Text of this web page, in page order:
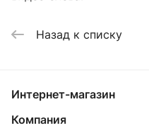
Назад к списку
Интернет-магазин
Компания